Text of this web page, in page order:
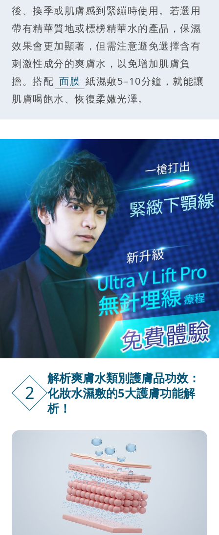
後、換季或肌膚感到緊繃時使用。若選用
帶有精華質地或標榜精華水的產品，保濕
效果會更加顯著，但需注意避免選擇含有
刺激性成分的爽膚水，以免增加肌膚負
擔。搭配 面膜 紙濕敷5–10分鐘，就能讓
肌膚喝飽水、恢復柔嫩光澤。
2
解析爽膚水類別護膚品功效：
化妝水濕敷的5大護膚功能解
析！